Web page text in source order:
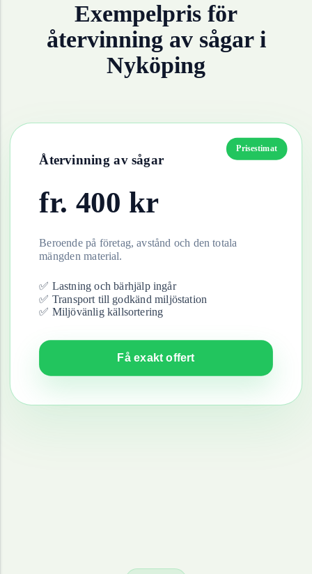
Exempelpris för
återvinning av sågari
Nyköping
Prisestimat
Återvinning av sågar
fr. 400 kr
Beroende på företag, avstånd och den totala
mängden material.
✅ Lastning och bärhjälp ingår
✅ Transport till godkänd miljöstation
✅ Miljövänlig källsortering
Få exakt offert